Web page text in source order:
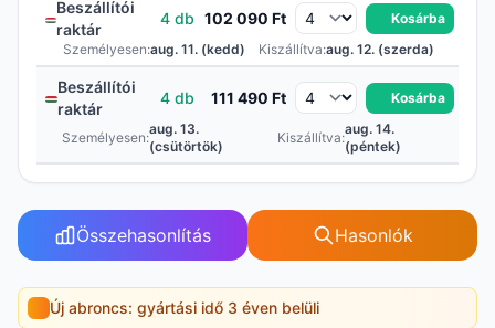
Beszállítói
raktár
4 db 102 090 Ft
Kosárba
Személyesen:aug. 11. (kedd) Kiszállítva:aug. 12. (szerda)
Beszállítói
raktár
4 db 111 490 Ft Kosárba
Személyesen:
aug. 13.
(csütörtök)
Kiszállítva:
aug. 14.
(péntek)
Összehasonlítás Hasonlók
Új abroncs: gyártási idő 3 éven belüli